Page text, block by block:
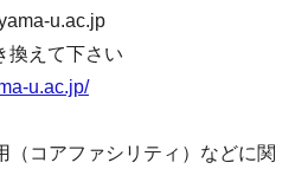
u.ac.jp
て下さい
u.ac.jp/
（コアファシリティ）などに関